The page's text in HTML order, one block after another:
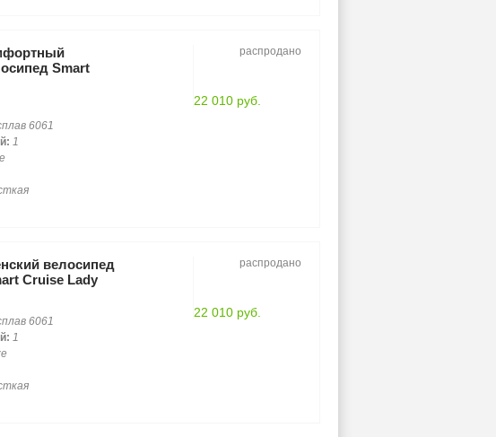
22 010 руб.
распродано
Smart
6061
1
22 010 руб.
распродано
велосипед
Cruise Lady
6061
1